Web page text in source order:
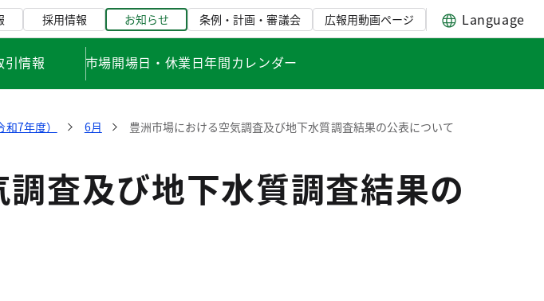
採用情報 お知らせ 条例・計画・審議会 広報用動画ページ Language
引情報 市場開場日・休業日年間カレンダー
7年度） 6月 豊洲市場における空気調査及び地下水質調査結果の公表について
査及び地下水質調査結果の